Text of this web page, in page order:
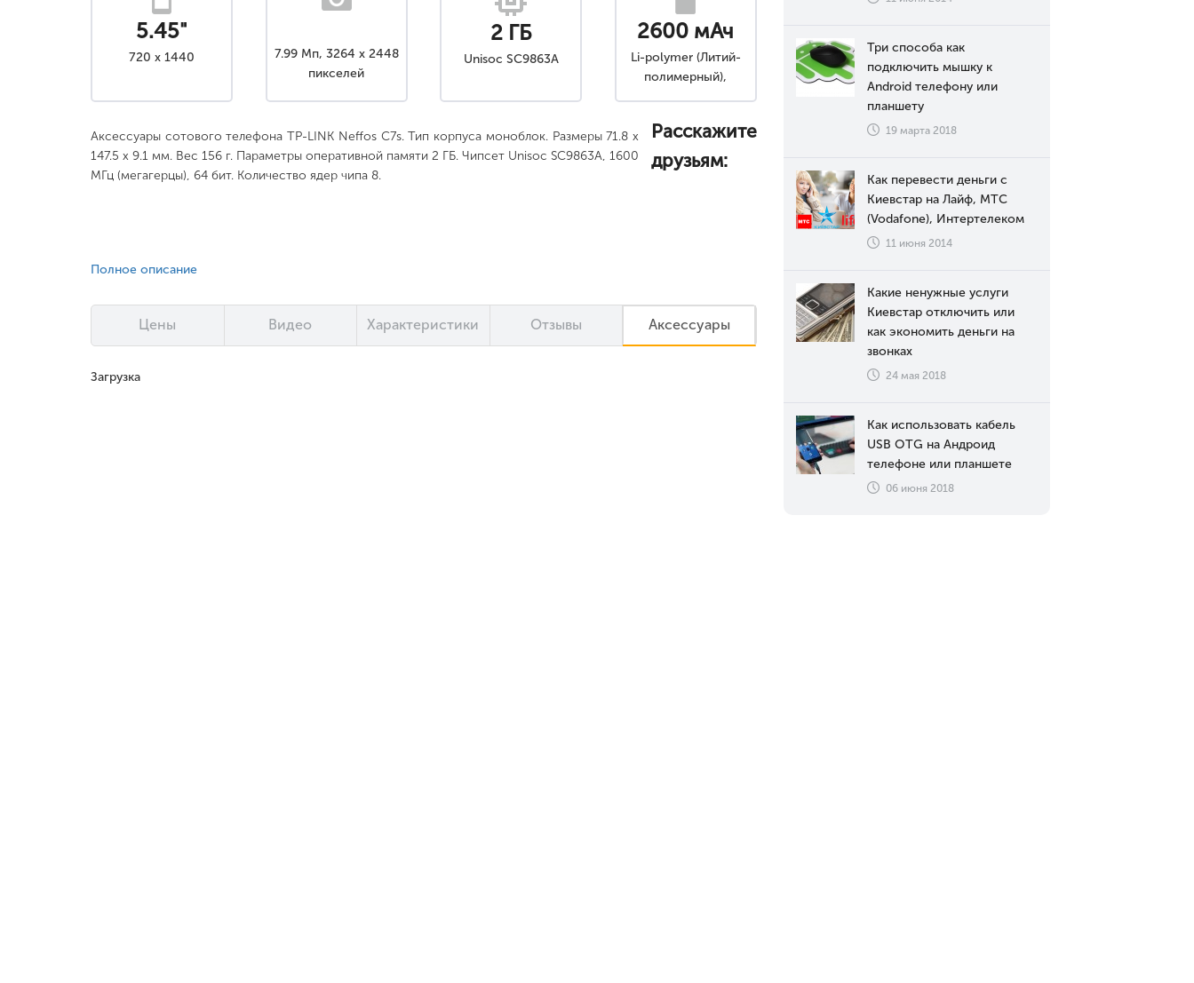
5.45"
720 x 1440
7.99 Мп, 3264 x 2448
пикселей
2 ГБ
Unisoc SC9863A
2600 мАч
Li-polymer (Литий-
полимерный),
Аксессуары сотового телефона TP-LINK Neffos C7s. Тип корпуса моноблок. Размеры 71.8 x
147.5 x 9.1 мм. Вес 156 г. Параметры оперативной памяти 2 ГБ. Чипсет Unisoc SC9863A, 1600
МГц (мегагерцы), 64 бит. Количество ядер чипа 8.
Полное описание
Расскажите
друзьям:
Цены Видео Характеристики Отзывы Аксессуары
Загрузка
Три способа как
подключить мышку к
Android телефону или
планшету
19 марта 2018
Как перевести деньги с
Киевстар на Лайф, МТС
(Vodafone), Интертелеком
11 июня 2014
Какие ненужные услуги
Киевстар отключить или
как экономить деньги на
звонках
24 мая 2018
Как использовать кабель
USB OTG на Андроид
телефоне или планшете
06 июня 2018